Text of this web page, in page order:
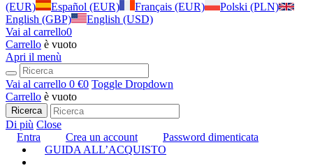
(EUR)
Español (EUR) Français (EUR)
Polski (PLN)
English (GBP)
English (USD)
Vai al carrello0
Carrello è vuoto
Apri il menù
Vai al carrello 0 €0 Toggle Dropdown
Carrello è vuoto
Ricerca
Di più Close
Entra
Crea un account
Password dimenticata
GUIDA ALL’ACQUISTO